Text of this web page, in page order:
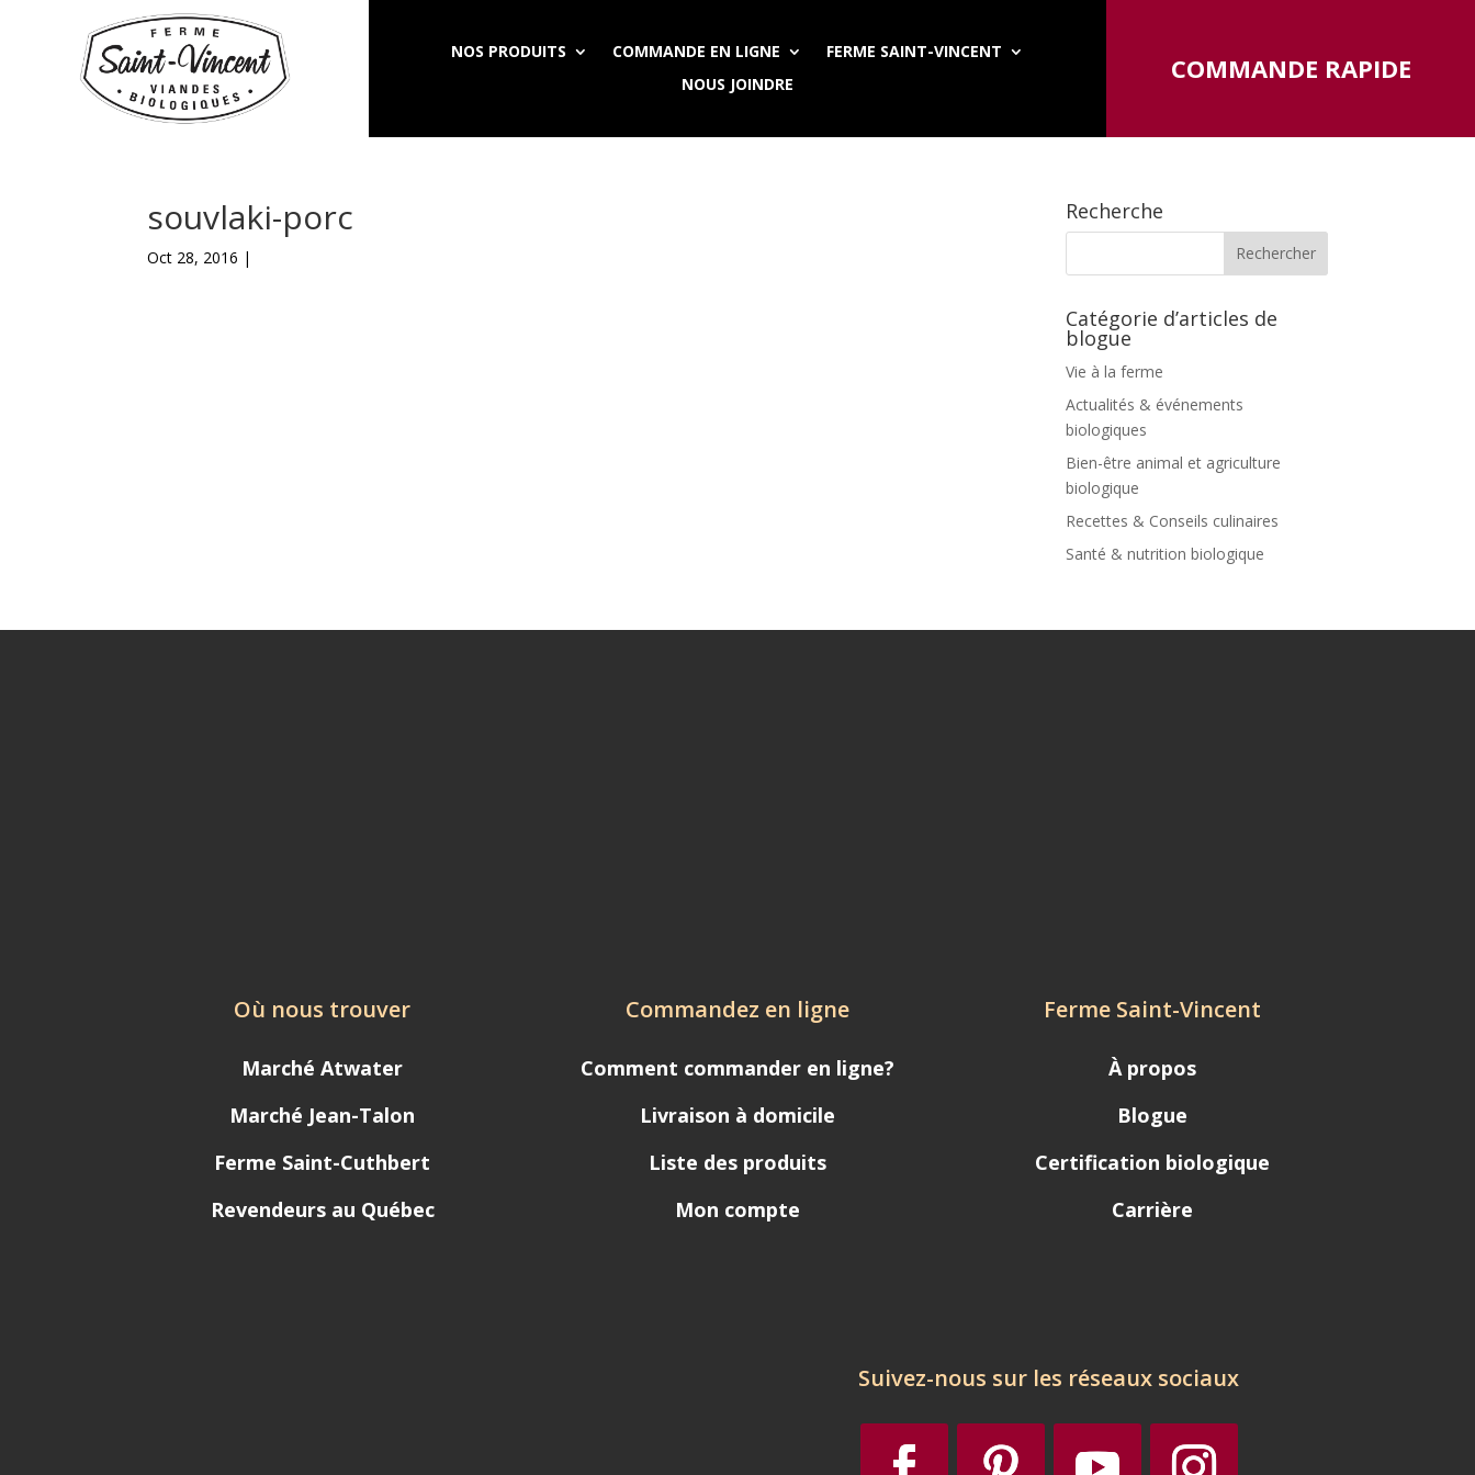
NOS PRODUITS COMMANDE EN LIGNE
FERME SAINT-VINCENT
NOUS JOINDRE
COMMANDE RAPIDE
souvlaki-porc
Oct 28, 2016 |
Recherche
Catégorie d’articles de
blogue
Vie à la ferme
Actualités & événements
biologiques
Bien-être animal et agriculture
biologique
Recettes & Conseils culinaires
Santé & nutrition biologique
Où nous trouver
Marché Atwater
Marché Jean-Talon
Ferme Saint-Cuthbert
Revendeurs au Québec
Commandez en ligne
Comment commander en ligne?
Livraison à domicile
Liste des produits
Mon compte
Ferme Saint-Vincent
À propos
Blogue
Certification biologique
Carrière
Suivez-nous sur les réseaux sociaux